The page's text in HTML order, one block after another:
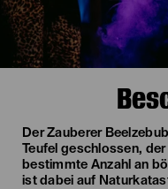
Der Zauberer
Teufel geschlossen,
bestimmte Anzahl an
ist dabei auf